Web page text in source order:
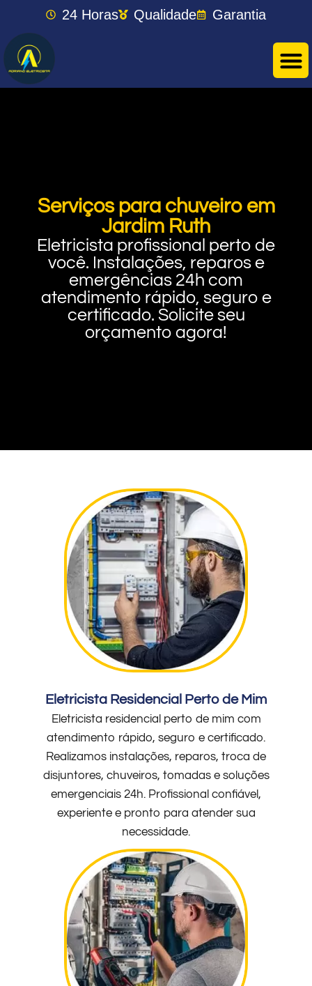
24 Horas Qualidade Garantia
Serviços para chuveiro em
Jardim Ruth
Eletricista profissional perto de
você. Instalações, reparos e
emergências 24h com
atendimento rápido, seguro e
certificado. Solicite seu
orçamento agora!
Eletricista Residencial Perto de Mim
Eletricista residencial perto de mim com
atendimento rápido, seguro e certificado.
Realizamos instalações, reparos, troca de
disjuntores, chuveiros, tomadas e soluções
emergenciais 24h. Profissional confiável,
experiente e pronto para atender sua
necessidade.